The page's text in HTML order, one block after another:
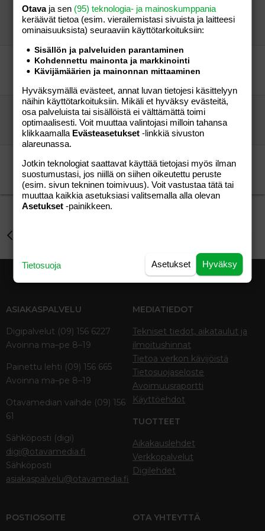
ystävyys
3xäippä Perhe-elämä
0
Perhe-elämä
08.01.2006
3xäippä
hakusessa oululaiset äidit
äippä oulusta
Perhe-elämä
ETSIN YSTÄVÄÄ OULUNLÄÄNISTÄ PINO 1
muumimamma3
Perhe-elämä
39
Perhe-elämä
07.05.2012
Tirpsis
KAIKKI ÄIDIT HEI!
mariha7 Perhe-elämä
228
Perhe-elämä
20.03.2009
Tiger83
ASIAKASPALVELU
Digipalvelut (09) 156 6227
Avoinna ma–pe 8–19
Painettu lehti (09) 156 665
Avoinna ma–pe 8–19
Otavamedian vaihde (09) 156
61
Sähköposti (digi)
digi@otavamedia.fi
Sähköposti
asiakaspalvelu@otavamedia.fi
MEDIATIEDOT
Tekniset tiedot, aikataulut ja
ilmoitushinnat
Tietoa verkon kävijöistä
Tietosuojaseloste
Avoimuusraportti
Käyttöehdot
TUOTTEET
Aikakauslehdet
Verkkopalvelut
Digilehdet
POSTIOSOITE OTA YHTEYTTÄ
Otavaja sen (95) teknologia- ja mainoskumppania
keräävät tietoa (esim. vierailemis­tasi sivuista ja laitteesi
ominaisuuk­sista) seuraaviin käyttötarkoituksiin:
Sisällön ja palveluiden parantaminen
Kohdennettu mainonta ja markkinointi
Kävijämäärien ja mainonnan mittaaminen
Hyväksymällä evästeet, annat luvan tietojesi käsittelyyn
näihin käyttötarkoituksiin. Mikäli et hyväksy evästeitä,
osa palveluista tai sisällöistä ei välttämättä toimi
optimaalisesti. Voit muuttaa valintojasi milloin tahansa
klikkaamalla Evästeasetukset -linkkiä sivuston
alareunassa.
Jotkin teknologiat saattavat käyttää tietojasi myös ilman
suostumustasi, jos niillä on siihen oikeutettu peruste
(esim. sivun tekninen toimivuus). Voit vastustaa tätä tai
muuttaa kaikkia asetuksiasi valitsemalla alla olevan
Asetukset -painikkeen.
Hyväksy
Asetukset
Tietosuoja